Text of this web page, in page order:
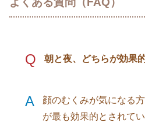
Q 朝と夜、どちらが効果
A
顔のむくみが気になる
が最も効果的とされて